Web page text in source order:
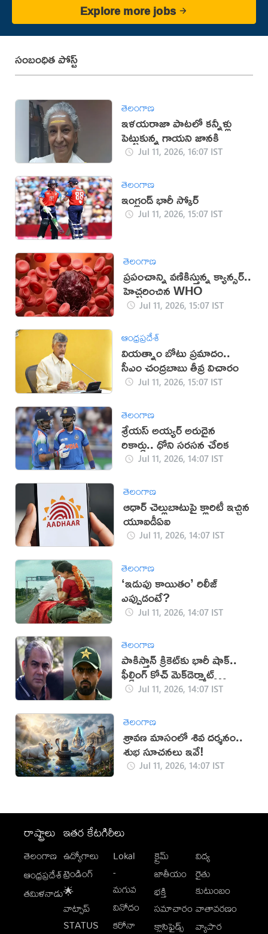
Explore more jobs
సంబంధిత పోస్ట్
తెలంగాణ
ఇళయరాజా పాటలో కన్నీళ్లు
పెట్టుకున్న గాయని జానకి
Jul 11, 2026, 16:07 IST
తెలంగాణ
ఇంగ్లండ్ భారీ స్కోర్
Jul 11, 2026, 15:07 IST
తెలంగాణ
ప్రపంచాన్ని వణికిస్తున్న క్యాన్సర్..
హెచ్చరించిన WHO
Jul 11, 2026, 15:07 IST
ఆంధ్రప్రదేశ్
వియత్నాం బోటు ప్రమాదం..
సీఎం చంద్రబాబు తీవ్ర విచారం
Jul 11, 2026, 15:07 IST
తెలంగాణ
శ్రేయస్ అయ్యర్ అరుదైన
రికార్డు.. ధోని సరసన చేరిక
Jul 11, 2026, 14:07 IST
తెలంగాణ
ఆధార్ చెల్లుబాటుపై క్లారిటీ ఇచ్చిన
యూఐడీఏఐ
Jul 11, 2026, 14:07 IST
తెలంగాణ
‘ఇడుపు కాయితం’ రిలీజ్
ఎప్పుడంటే?
Jul 11, 2026, 14:07 IST
తెలంగాణ
పాకిస్తాన్‌ క్రికెట్‌కు భారీ షాక్‌..
ఫీల్డింగ్ కోచ్ మెక్‌డెర్మాట్
రాజీనామా
Jul 11, 2026, 14:07 IST
తెలంగాణ
శ్రావణ మాసంలో శివ దర్శనం..
శుభ సూచనలు ఇవే!
Jul 11, 2026, 14:07 IST
రాష్ట్రాలు
తెలంగాణ
ఆంధ్రప్రదేశ్
తమిళనాడు
ఇతర కేటగిరీలు
ఉద్యోగాలు
ట్రెండింగ్
🌟
వాట్సాప్
STATUS
Lokal
-
మగువ
వినోదం
కరోనా
క్రైమ్
జాతీయం
భక్తి
సమాచారం
క్లాసిఫైడ్స్
విద్య
రైతు
కుటుంబం
వాతావరణం
వ్యాపార